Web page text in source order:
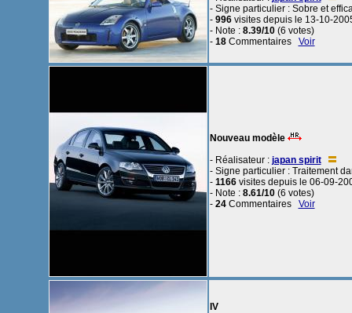
- Signe particulier : Sobre et
- 996visites depuis le 13-10-
- Note : 8.39/10(6 votes)
- 18Commentaires Voir
Nouveau modèle
- Réalisateur : japan spirit
- Signe particulier : Traitement
- 1166visites depuis le 06-09-
- Note : 8.61/10(6 votes)
- 24Commentaires Voir
IV